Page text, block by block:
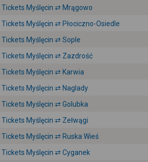
Tickets Myślęcin ⇄ Mrągowo
Tickets Myślęcin ⇄ Płociczno-Osiedle
Tickets Myślęcin ⇄ Sople
Tickets Myślęcin ⇄ Zazdrość
Tickets Myślęcin ⇄ Karwia
Tickets Myślęcin ⇄ Naglady
Tickets Myślęcin ⇄ Golubka
Tickets Myślęcin ⇄ Zełwągi
Tickets Myślęcin ⇄ Ruska Wieś
Tickets Myślęcin ⇄ Cyganek